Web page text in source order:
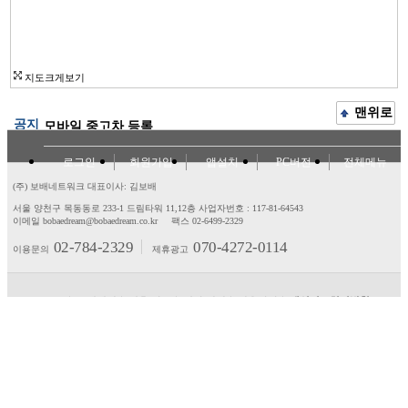
지도크게보기
공지 모바일 중고차 등록
맨위로
로그인 회원가입 앱설치 PC버전 전체메뉴
(주) 보배네트워크 대표이사: 김보배
서울 양천구 목동동로 233-1 드림타워 11,12층 사업자번호 : 117-81-64543
이메일 bobaedream@bobaedream.co.kr
팩스 02-6499-2329
이용문의 02-784-2329 제휴광고 070-4272-0114